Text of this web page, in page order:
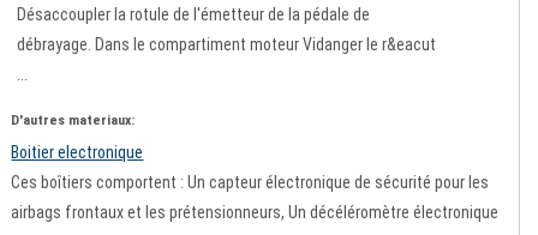
Désaccoupler la rotule de l'émetteur de la pédale de
débrayage. Dans le compartiment moteur Vidanger le r&eacut
D'autres materiaux:
Boitier electronique
Ces boîtiers comportent : Un capteur électronique de sécurité pour les
airbags frontaux et les prétensionneurs, Un décéléromètre électronique